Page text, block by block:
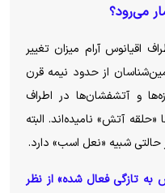
می‌رود؟
آرام میزان تغییر
از حدود نیمه قرن
و آتشفشان‌ها در اطراف
آتش» نامیده‌اند. البته
حالتی شبیه «نعل اسب» دارد.
به تازگی فعال شده» از نظر